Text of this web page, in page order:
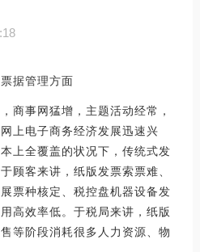
据管理方面
商事网猛增，主题活动经常，
上电子商务经济发展迅速兴
上全覆盖的状况下，传统式发
顾客来讲，纸版发票索票难、
票种核定、税控盘机器设备发
高效率低。于税局来讲，纸版
等阶段消耗很多人力资源、物